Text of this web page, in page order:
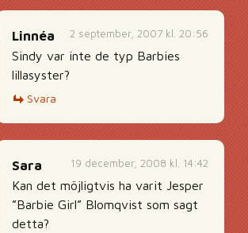
2 september, 2007 kl. 20:56
Linnéa
Sindy var inte de typ Barbies
lillasyster?
Svara
19 december, 2008 kl. 14:42
Sara
Kan det möjligtvis ha varit Jesper
”Barbie Girl” Blomqvist som sagt
detta?